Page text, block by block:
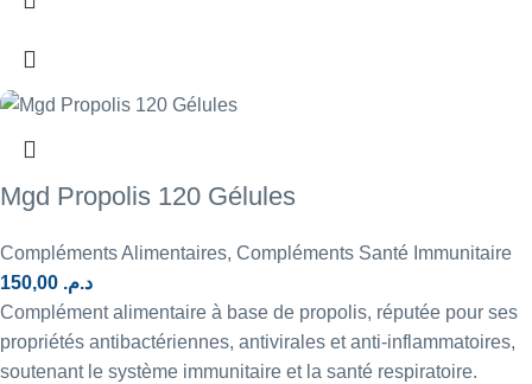
Mgd Propolis 120 Gélules
Compléments Alimentaires, Compléments Santé Immunitaire
د.م.
Complément alimentaire à base de propolis, réputée pour ses
propriétés antibactériennes, antivirales et anti-inflammatoires,
soutenant le système immunitaire et la santé respiratoire.